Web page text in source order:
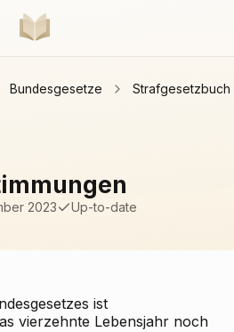
Bundesgesetze Strafgesetzbuch
2023 Up-to-date
ist
vierzehnte Lebensjahr noch